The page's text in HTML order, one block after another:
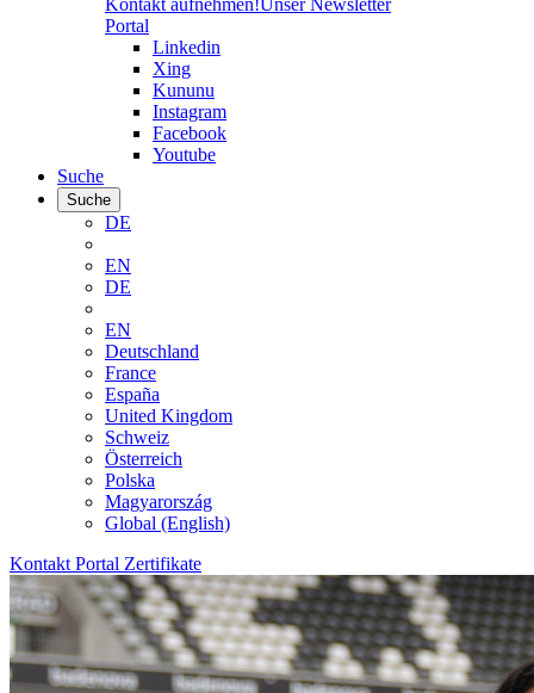
Kontakt aufnehmen!Unser Newsletter
Portal
Linkedin
Xing
Kununu
Instagram
Facebook
Youtube
Suche
Suche
DE
EN
DE
EN
Deutschland
France
España
United Kingdom
Schweiz
Österreich
Polska
Magyarország
Global (English)
Kontakt Portal Zertifikate